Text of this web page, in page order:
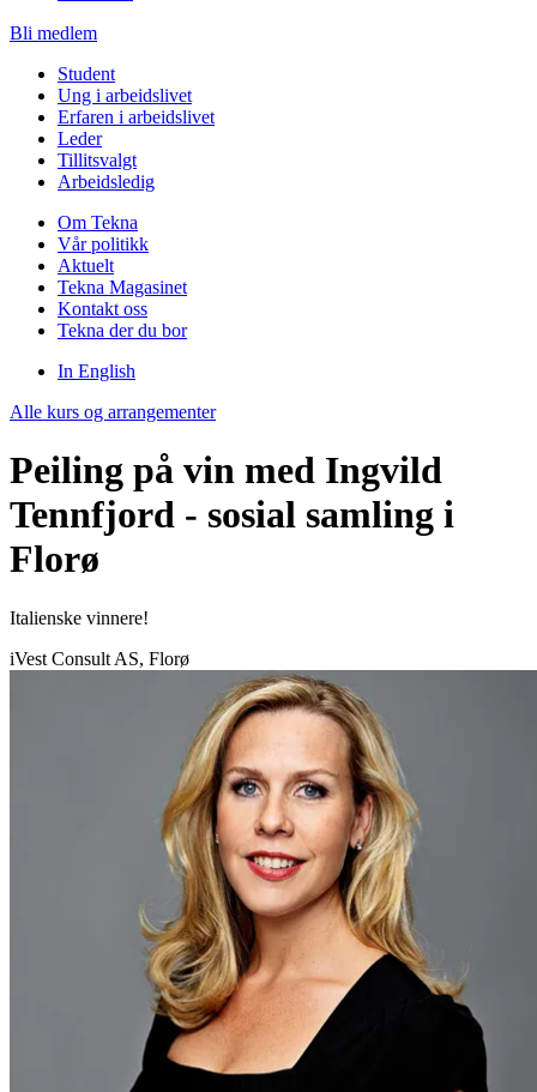
Bli medlem
Student
Ung i arbeidslivet
Erfaren i arbeidslivet
Leder
Tillitsvalgt
Arbeidsledig
Om Tekna
Vår politikk
Aktuelt
Tekna Magasinet
Kontakt oss
Tekna der du bor
In English
Alle kurs og arrangementer
Peiling på vin med Ingvild
Tennfjord - sosial samling i
Florø
Italienske vinnere!
iVest Consult AS, Florø